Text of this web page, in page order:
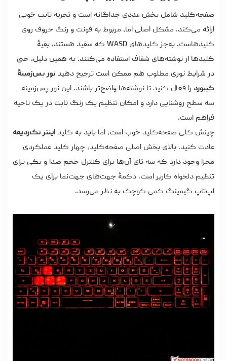
صفحه‌کلید شامل بخش عددی جداگانه است و تجربه تایپ خوبی
ارائه می‌کند. مشکل اصلی اما، مربوط به فونت و رنگ حروف روی
کلیدهاست. به‌جز کلیدهای WASD که سفید هستند، بقیۀ
کلیدها از نوشته‌های شفاف استفاده می‌کنند. به همین دلیل، حتی
در شرایط نوری مطلوب هم ممکن است ترجیح دهید نور پس‌زمینۀ
کیبورد را فعال کنید تا نوشته‌ها واضح‌تر باشند. این نور پس‌زمینه
سه سطح روشنایی دارد و امکان تنظیم یک رنگ ثابت در یک ناحیه
فراهم است.
چینش کلی صفحه‌کلید خوب است، اما باید به کلید اینتر تک‌ردیفه
عادت کنید. بالای بخش اصلی صفحه‌کلید، چهار کلید عملکردی
مجزا وجود دارد که سه تای آن‌ها برای کنترل حجم صدا و یکی برای
تنظیم دلخواه کاربر است. دکمۀ جهت‌های جهت‌نما برای یک
لپ‌تاپ گیمینگ کمی کوچک به نظر می‌رسد.